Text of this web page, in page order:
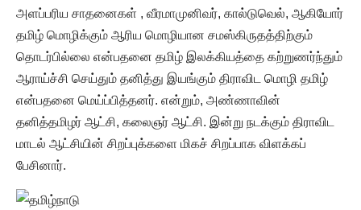
அளப்பரிய சாதனைகள் , வீரமாமுனிவர், கால்டுவெல், ஆகியோர்
தமிழ் மொழிக்கும் ஆரிய மொழியான சமஸ்கிருதத்திற்கும்
தொடர்பில்லை என்பதனை தமிழ் இலக்கியத்தை கற்றுணர்ந்தும்
ஆராய்ச்சி செய்தும் தனித்து இயங்கும் திராவிட மொழி தமிழ்
என்பதனை மெய்ப்பித்தனர். என்றும், அண்ணாவின்
தனித்தமிழர் ஆட்சி, கலைஞர் ஆட்சி. இன்று நடக்கும் திராவிட
மாடல் ஆட்சியின் சிறப்புக்களை மிகச் சிறப்பாக விளக்கப்
பேசினார்.